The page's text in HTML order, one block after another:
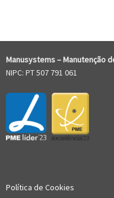
Manusystems –Manutenção
NIPC: PT 507 791 061
Política de Cookies